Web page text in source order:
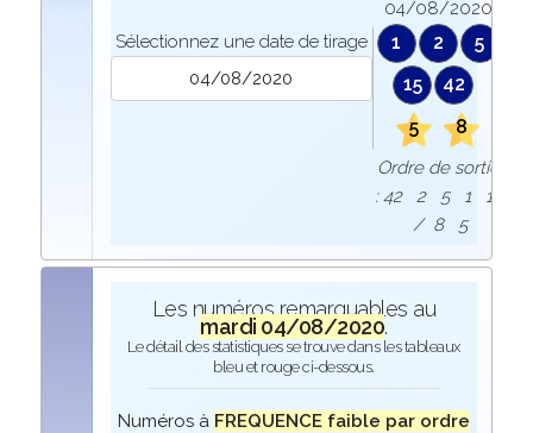
Sélectionnez une date de tirage
04/08/2020
1 2
5
15
42
5
8
Ordre de sortie
: 42 2 5 1 15
/ 8 5
Les numéros remarquables au
mardi 04/08/2020.
Le détail des statistiques se trouve dans les tableaux
bleu et rouge ci-dessous.
Numéros à FREQUENCE faible par ordre